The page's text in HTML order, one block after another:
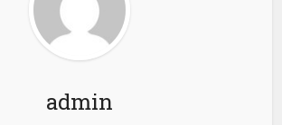
admin